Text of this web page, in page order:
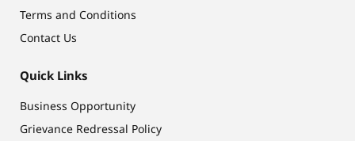
Terms and Conditions
Contact Us
Quick Links
Business Opportunity
Grievance Redressal Policy